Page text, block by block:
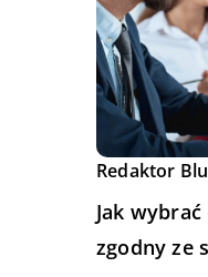
Redaktor
Jak
zgodny ze